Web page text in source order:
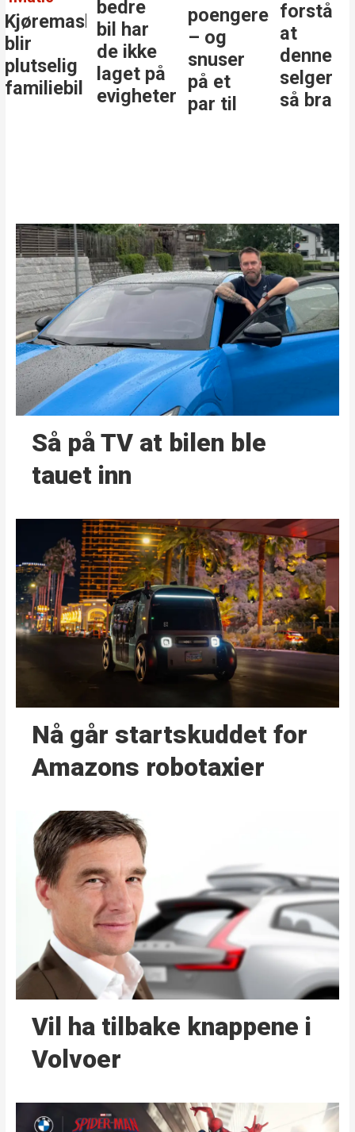
Kjøremaskinen
blir
plutselig
familiebil
bedre
bil har
de ikke
laget på
evigheter
poengere
– og
snuser
på et
par til
forstå
at
denne
selger
så bra
Så på TV at bilen ble
tauet inn
Nå går start­skuddet for
Amazons robotaxier
Vil ha tilbake knappene i
Volvoer